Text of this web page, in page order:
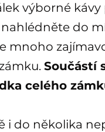
výborné
do
mnoho
Součástí
celého
i do několika